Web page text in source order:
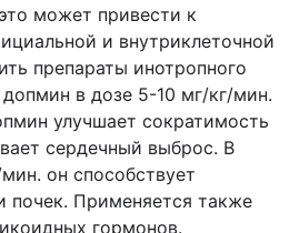
может привести к
и внутриклеточной
препараты инотропного
в дозе 5-10 мг/кг/мин.
улучшает сократимость
сердечный выброс. В
он способствует
почек. Применяется также
гормонов.